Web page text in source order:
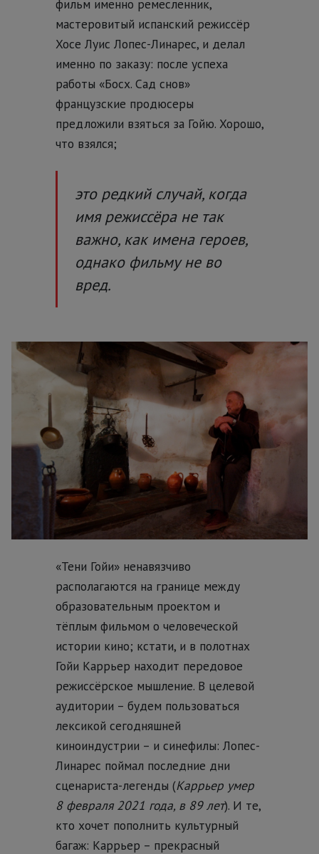
фильм именно ремесленник,
мастеровитый испанский режиссёр
Хосе Луис Лопес-Линарес, и делал
именно по заказу: после успеха
работы «Босх. Сад снов»
французские продюсеры
предложили взяться за Гойю. Хорошо,
что взялся;
это редкий случай, когда
имя режиссёра не так
важно, как имена героев,
однако фильму не во
вред.
«Тени Гойи» ненавязчиво
располагаются на границе между
образовательным проектом и
тёплым фильмом о человеческой
истории кино; кстати, и в полотнах
Гойи Каррьер находит передовое
режиссёрское мышление. В целевой
аудитории – будем пользоваться
лексикой сегодняшней
киноиндустрии – и синефилы: Лопес-
Линарес поймал последние дни
сценариста-легенды (Каррьер умер
8 февраля 2021 года, в 89 лет). И те,
кто хочет пополнить культурный
багаж: Каррьер – прекрасный